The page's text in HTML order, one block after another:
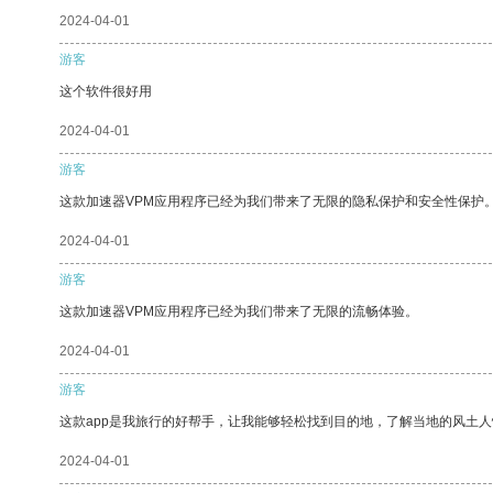
2024-04-01
游客
这个软件很好用
2024-04-01
游客
这款加速器VPM应用程序已经为我们带来了无限的隐私保护和安全性保护
2024-04-01
游客
这款加速器VPM应用程序已经为我们带来了无限的流畅体验。
2024-04-01
游客
这款app是我旅行的好帮手，让我能够轻松找到目的地，了解当地的风土
2024-04-01